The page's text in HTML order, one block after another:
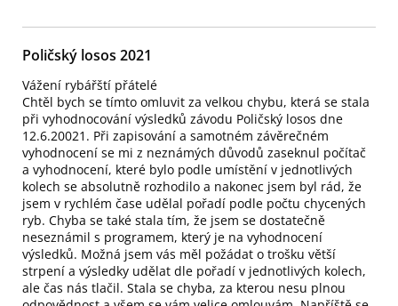
Poličský losos 2021
Vážení rybářští přátelé
Chtěl bych se tímto omluvit za velkou chybu, která se stala
při vyhodnocování výsledků závodu Poličský losos dne
12.6.20021. Při zapisování a samotném závěrečném
vyhodnocení se mi z neznámých důvodů zaseknul počítač
a vyhodnocení, které bylo podle umístění v jednotlivých
kolech se absolutně rozhodilo a nakonec jsem byl rád, že
jsem v rychlém čase udělal pořadí podle počtu chycených
ryb. Chyba se také stala tím, že jsem se dostatečně
neseznámil s programem, který je na vyhodnocení
výsledků. Možná jsem vás měl požádat o trošku větší
strpení a výsledky udělat dle pořadí v jednotlivých kolech,
ale čas nás tlačil. Stala se chyba, za kterou nesu plnou